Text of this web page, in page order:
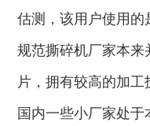
估测，该用户使用的
规范撕碎机厂家本
片，拥有较高的加工
国内一些小厂家处
陈腐垃圾处理设